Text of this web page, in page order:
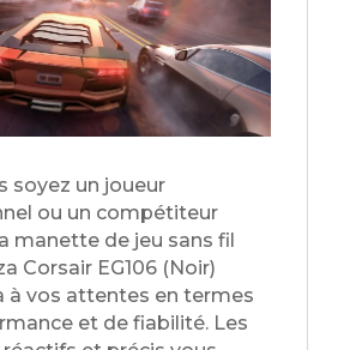
soyez un joueur
ou un compétiteur
manette de jeu sans fil
Corsair EG106 (Noir)
à vos attentes en termes
et de fiabilité. Les